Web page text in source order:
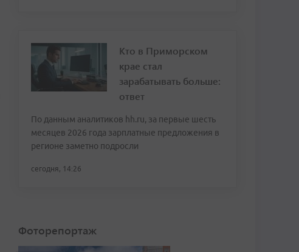
Кто в Приморском
крае стал
зарабатывать больше:
ответ
По данным аналитиков hh.ru, за первые шесть
месяцев 2026 года зарплатные предложения в
регионе заметно подросли
сегодня, 14:26
Фоторепортаж